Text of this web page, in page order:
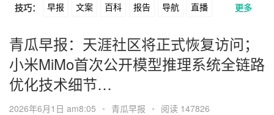
酒旅 母婴 宠物 文娱 跨境 科技
广告 元宇宙 房地产
公众号 B站 小红书 头条 知乎
Soul 360 百度 搜狗 爱奇艺 美柚
美图 最右 神马 谷歌 Facebook
技巧： 早报 文案 百科 报告 导航 直播
卖货 脚本 话术 电商 私域 社群
涨粉 广告 推广 方案 策划 案例
数据 拉新
更多
青瓜早报：天涯社区将正式恢复访问；
小米MiMo首次公开模型推理系统全链路
优化技术细节…
2026年6月1日 am8:05 • 青瓜早报 • 阅读 147826